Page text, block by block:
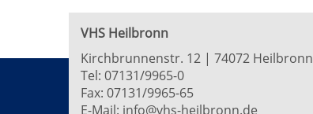
VHS Heilbronn
Kirchbrunnenstr. 12 | 74072 Heilbronn
Tel: 07131/9965-0
Fax: 07131/9965-65
E-Mail: info@vhs-heilbronn.de